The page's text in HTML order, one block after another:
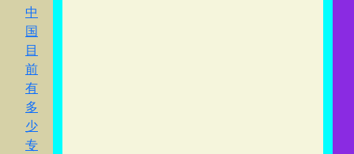
中
国
目
前
有
多
少
专